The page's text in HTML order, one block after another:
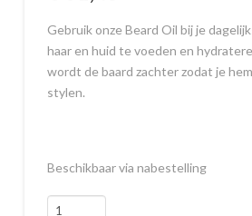
Gebruik onze Beard Oil bij je
haar en huid te voeden en
wordt de baard zachter zodat je
stylen.
Beschikbaar via nabestelling
1922